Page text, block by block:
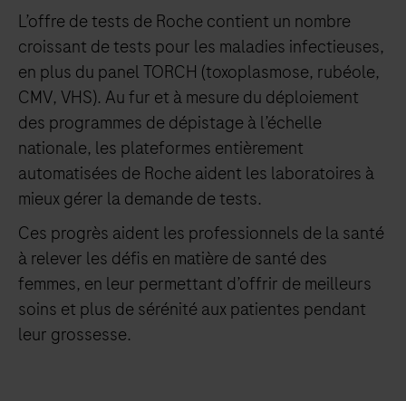
L’offre de tests de Roche contient un nombre
croissant de tests pour les maladies infectieuses,
en plus du panel TORCH (toxoplasmose, rubéole,
CMV, VHS). Au fur et à mesure du déploiement
des programmes de dépistage à l’échelle
nationale, les plateformes entièrement
automatisées de Roche aident les laboratoires à
mieux gérer la demande de tests.
Ces progrès aident les professionnels de la santé
à relever les défis en matière de santé des
femmes, en leur permettant d’offrir de meilleurs
soins et plus de sérénité aux patientes pendant
leur grossesse.